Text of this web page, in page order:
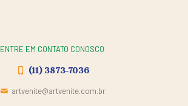
ENTRE EM CONTATO CONOSCO
(11) 3873-7036
artvenite@artvenite.com.br